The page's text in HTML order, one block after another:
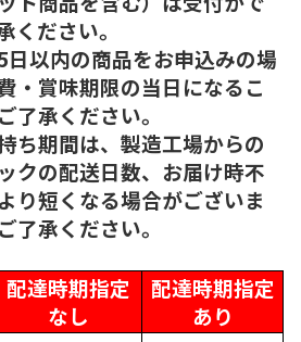
ください。
以内の商品をお申込みの場
・賞味期限の当日になるこ
了承ください。
ち期間は、製造工場からの
クの配送日数、お届け時不
り短くなる場合がございま
了承ください。
配達時期指定
なし
配達時期指定
あり